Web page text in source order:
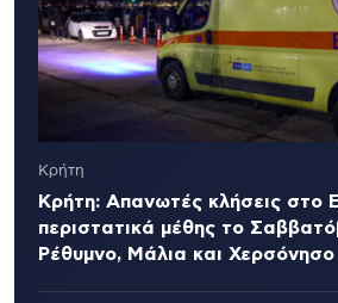
Κρήτη
Κρήτη: Απανωτές κλήσεις στο
περιστατικά μέθης το
Ρέθυμνο, Μάλια και Χερσόνησο